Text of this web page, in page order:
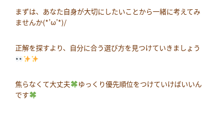
まずは、あなた自身が大切にしたいことから一緒に考えてみ
ませんか(*’ω’*)/
正解を探すより、自分に合う選び方を見つけていきましょう
焦らなくて大丈夫
ゆっくり優先順位をつけていけばいいん
です